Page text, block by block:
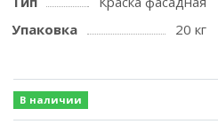
Упаковка
20 кг
В наличии